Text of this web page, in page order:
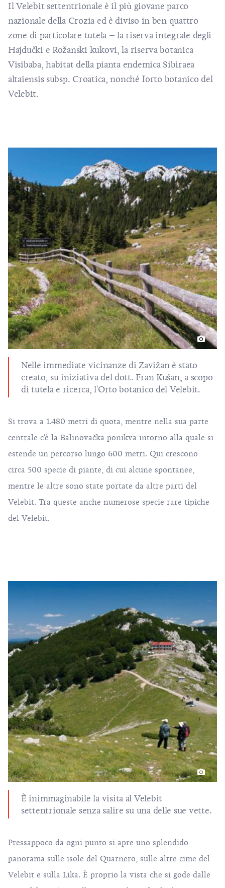
Il Velebit settentrionale è il più giovane parco
nazionale della Crozia ed è diviso in ben quattro
zone di particolare tutela – la riserva integrale degli
Hajdučki e Rožanski kukovi, la riserva botanica
Visibaba, habitat della pianta endemica Sibiraea
altaiensis subsp. Croatica, nonché l'orto botanico del
Velebit.
Nelle immediate vicinanze di Zavižan è stato
creato, su iniziativa del dott. Fran Kušan, a scopo
di tutela e ricerca, l'Orto botanico del Velebit.
Si trova a 1.480 metri di quota, mentre nella sua parte
centrale c'è la Balinovačka ponikva intorno alla quale si
estende un percorso lungo 600 metri. Qui crescono
circa 500 specie di piante, di cui alcune spontanee,
mentre le altre sono state portate da altre parti del
Velebit. Tra queste anche numerose specie rare tipiche
del Velebit.
È inimmaginabile la visita al Velebit
settentrionale senza salire su una delle sue vette.
Pressappoco da ogni punto si apre uno splendido
panorama sulle isole del Quarnero, sulle altre cime del
Velebit e sulla Lika. È proprio la vista che si gode dalle